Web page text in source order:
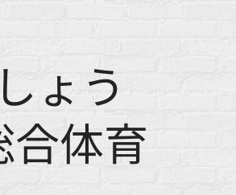
ょう
体育